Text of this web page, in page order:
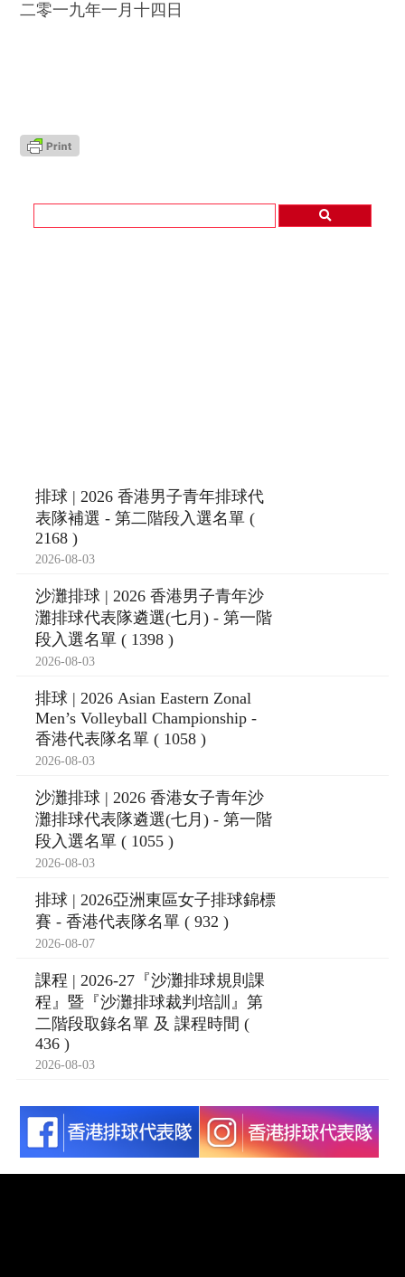
二零一九年一月十四日
排球 | 2026 香港男子青年排球代
表隊補選 - 第二階段入選名單 (
2168 )
2026-08-03
沙灘排球 | 2026 香港男子青年沙
灘排球代表隊遴選(七月) - 第一階
段入選名單 ( 1398 )
2026-08-03
排球 | 2026 Asian Eastern Zonal
Men’s Volleyball Championship -
香港代表隊名單 ( 1058 )
2026-08-03
沙灘排球 | 2026 香港女子青年沙
灘排球代表隊遴選(七月) - 第一階
段入選名單 ( 1055 )
2026-08-03
排球 | 2026亞洲東區女子排球錦標
賽 - 香港代表隊名單 ( 932 )
2026-08-07
課程 | 2026-27『沙灘排球規則課
程』暨『沙灘排球裁判培訓』第
二階段取錄名單 及 課程時間 (
436 )
2026-08-03